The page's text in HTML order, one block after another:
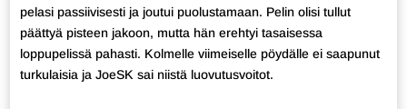
pelasi passiivisesti ja joutui puolustamaan. Pelin olisi tullut
päättyä pisteen jakoon, mutta hän erehtyi tasaisessa
loppupelissä pahasti. Kolmelle viimeiselle pöydälle ei saapunut
turkulaisia ja JoeSK sai niistä luovutusvoitot.